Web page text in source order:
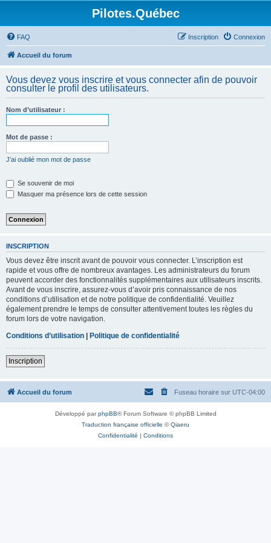
Pilotes.Québec
FAQ Connexion
Inscription
Accueil du forum
Vous devez vous inscrire et vous connecter afin de pouvoir
consulter le profil des utilisateurs.
Nom d’utilisateur :
Mot de passe :
J’ai oublié mon mot de passe
Se souvenir de moi
Masquer ma présence lors de cette session
INSCRIPTION
Vous devez être inscrit avant de pouvoir vous connecter. L’inscription est
rapide et vous offre de nombreux avantages. Les administrateurs du forum
peuvent accorder des fonctionnalités supplémentaires aux utilisateurs inscrits.
Avant de vous inscrire, assurez-vous d’avoir pris connaissance de nos
conditions d’utilisation et de notre politique de confidentialité. Veuillez
également prendre le temps de consulter attentivement toutes les règles du
forum lors de votre navigation.
Conditions d’utilisation | Politique de confidentialité
Inscription
Accueil du forum Fuseau horaire sur UTC-04:00
Développé parphpBB® Forum Software © phpBB Limited
Traduction française officielle ©Qiaeru
Confidentialité | Conditions